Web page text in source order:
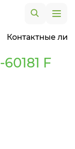
Контактные
F